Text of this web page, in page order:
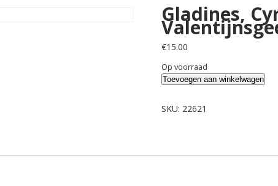
Gladines,
€15.00
Op voorraad
Gladines,
That's
Toevoegen aan winkelwagen
SKU: 22621